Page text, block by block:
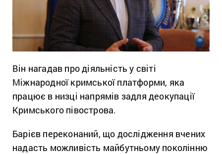
Він нагадав про діяльність у світі
Міжнародної кримської платформи, яка
працює в низці напрямів задля деокупації
Кримського півострова.
Барієв переконаний, що дослідження вчених
надасть можливість майбутньому поколінню